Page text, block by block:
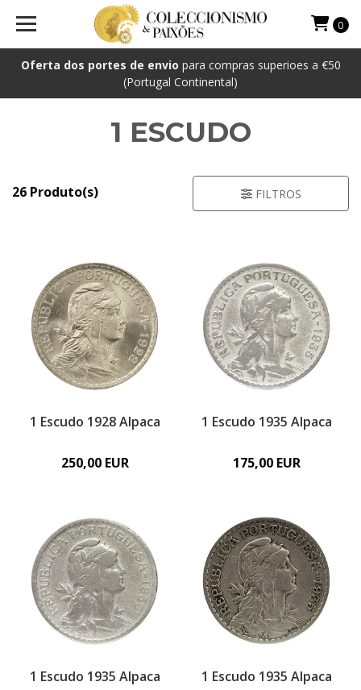
Oferta dos portes de envio para compras superioes a €50
(Portugal Continental)
0
1 ESCUDO
26 Produto(s) FILTROS
1 Escudo 1928 Alpaca
250,00 EUR
1 Escudo 1935 Alpaca
175,00 EUR
1 Escudo 1935 Alpaca 1 Escudo 1935 Alpaca